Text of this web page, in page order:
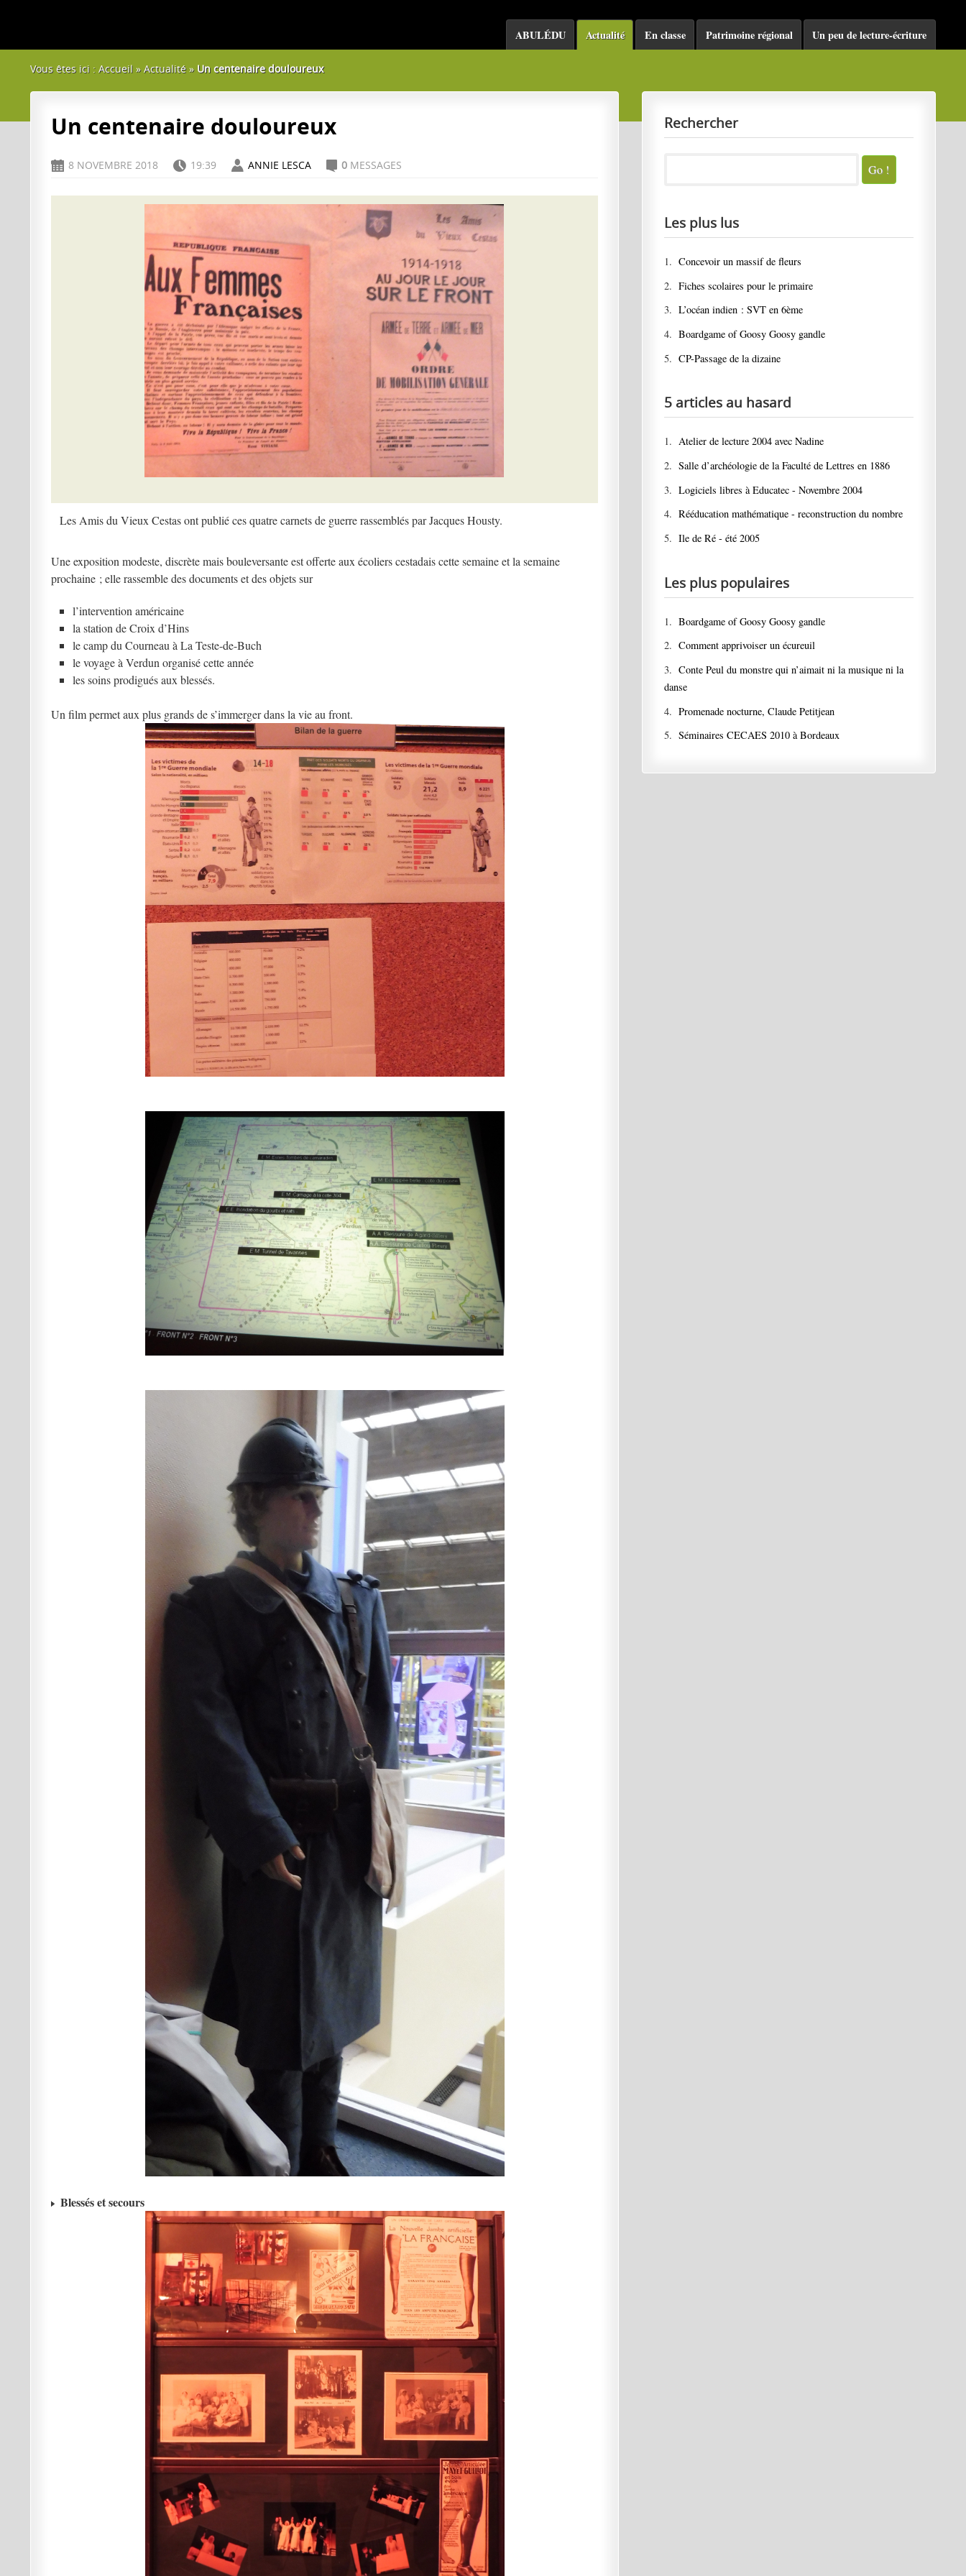
Un peu de lecture-écriture
Patrimoine régional
En classe
Actualité
ABULÉDU
Vous êtes ici : Accueil »Actualité » Un centenaire douloureux
Un centenaire douloureux
D 8 NOVEMBRE 2018 H 19:39 A ANNIE LESCA C 0MESSAGES
Les Amis du Vieux Cestas ont publié ces quatre carnets de guerre rassemblés par Jacques Housty.
Une exposition modeste, discrète mais bouleversante est offerte aux écoliers cestadais cette semaine et la semaine
prochaine ; elle rassemble des documents et des objets sur
l’intervention américaine
la station de Croix d’Hins
le camp du Courneau à La Teste-de-Buch
le voyage à Verdun organisé cette année
les soins prodigués aux blessés.
Un film permet aux plus grands de s’immerger dans la vie au front.
Blessés et secours
Rechercher
Les plus lus
1.Concevoir un massif de fleurs
2.Fiches scolaires pour le primaire
3.L’océan indien : SVT en 6ème
4.Boardgame of Goosy Goosy gandle
5.CP-Passage de la dizaine
5 articles au hasard
1.Atelier de lecture 2004 avec Nadine
2.Salle d’archéologie de la Faculté de Lettres en 1886
3.Logiciels libres à Educatec - Novembre 2004
4.Rééducation mathématique - reconstruction du nombre
5.Ile de Ré - été 2005
Les plus populaires
1.Boardgame of Goosy Goosy gandle
2.Comment apprivoiser un écureuil
3.Conte Peul du monstre qui n’aimait ni la musique ni la
danse
4.Promenade nocturne, Claude Petitjean
5.Séminaires CECAES 2010 à Bordeaux